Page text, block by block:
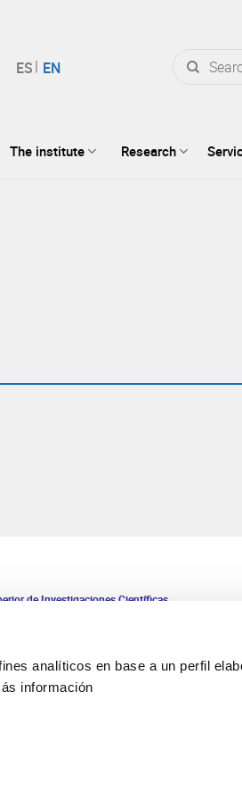
analíticos en base a un perfil
información
for:
The institute Research
de Investigaciones Científicas
23 37 00
91 95 61